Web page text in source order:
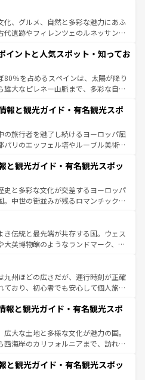
化、グルメ、自然と多彩な魅力にあふ
代遺跡やフィレンツェのルネッサンス
美しい田園風景やアマルフィ海岸の絶
見逃せない。観光の合間には、本場の
絶品のイタリア料理を堪能することも
から夜眠るまで、すべての瞬間を楽し
ア情報はコンテンツ一覧を参照してほ
イントと人気スポット・知ってお
80％を占めるスペインは、太陽が降り
雄大なピレネー山脈まで、多彩な自然
では、情熱的なフラメンコ、熱気あふ
味しいタパスが生活の一部となってい
の洗練された雰囲気や、バルセロナの
から、地方では古代ローマ遺跡や中世
風土や気候が異なるスペインはその個
してほしい。
報と観光ガイド・有名観光スポ
の旅行者を魅了し続けるヨーロッパ屈
パリのエッフェル塔やルーブル美術館
まっている。華麗な宮殿、歴史的な大
、そして豊かな自然が、訪れる者を心
、フランスは美食の国としても知ら
ユネスコ無形文化遺産にも登録されて
など、多彩な楽しみ方が可能だ。さ
域にも魅力が溢れており、どの街角に
が息づいている。パリ以外の個性あふ
と観光ガイド・有名観光スポッ
史と多彩な文化が交差するヨーロッパ
。中世の街並みが残るロマンチック街
こを歩いても飽きることがない。ベ
、バイエルン州のアルプスの絶景、そ
ワイン畑といった風景は必見。ビール
体験してほしい。 なお、新着の
ンツ一覧を参照してほしい。
き伝統と最先端が共存する国。ウェス
大英博物館のようなランドマーク、歴
力がある。また、優雅なアフタヌーン
にはたまらない英国パブ、サッカー観
こそできる体験も豊富。イギリスを旅
ほしい。
九州ほどの広さだが、運行時刻が正確
ており、初心者でも安心して個人旅行
る町や、スイスならではのユニークな
プス観光だけでなく町歩きも満喫する
所得が高いため物価も高いが、旅行
供のサービスもあり、うまく活用すれ
ンテンツ一覧を参照してほしい。
報と観光ガイド・有名観光スポ
大な土地と多様な文化が魅力の国。
西海岸のカリフォルニアまで、訪れる
、観光、ショッピング、エンターテイ
刺激的なスポットだ。一方、アメリカ
と観光ガイド・有名観光スポッ